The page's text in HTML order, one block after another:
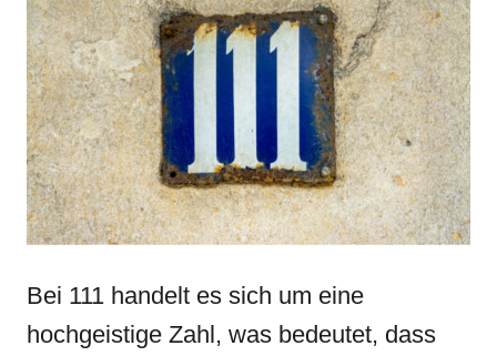
Bei 111 handelt es sich um eine
hochgeistige Zahl, was bedeutet, dass